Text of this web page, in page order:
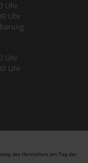
Uhr
Uhr
des Herstellers am Tag der